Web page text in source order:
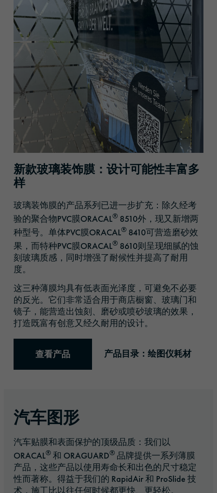
新款玻璃装饰膜：设计可能性丰富多
样
玻璃装饰膜的产品系列已进一步扩充：除久经考
验的聚合物PVC膜ORACAL® 8510外，现又新增两
种型号。单体PVC膜ORACAL® 8410可营造磨砂效
果，而特种PVC膜ORACAL® 8610则呈现细腻的蚀
刻玻璃质感，同时增强了耐候性并提高了耐用
度。
这三种薄膜均具有低表面光泽度，可避免不必要
的反光。它们非常适合用于商店橱窗、玻璃门和
镜子，能营造出蚀刻、磨砂或喷砂玻璃的效果，
打造既富有创意又经久耐用的设计。
查看产品 产品目录：绘图仪耗材
汽车图形
汽车贴膜和表面保护的顶级品质：我们以
ORACAL® 和 ORAGUARD® 品牌提供一系列薄膜
产品，这些产品以使用寿命长和出色的尺寸稳定
性而著称。得益于我们的 RapidAir 和 ProSlide 技
术，施工比以往任何时候都更快、更轻松。